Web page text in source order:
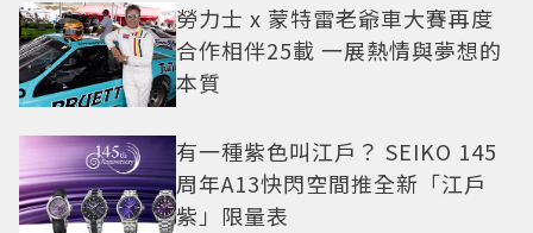
勞力士 x 蒙特雷老爺車大賽再度
合作相伴25載 一展熱情與夢想的
本質
有一種紫色叫江戶？ SEIKO 145
周年A13快閃空間推全新「江戶
紫」限量表